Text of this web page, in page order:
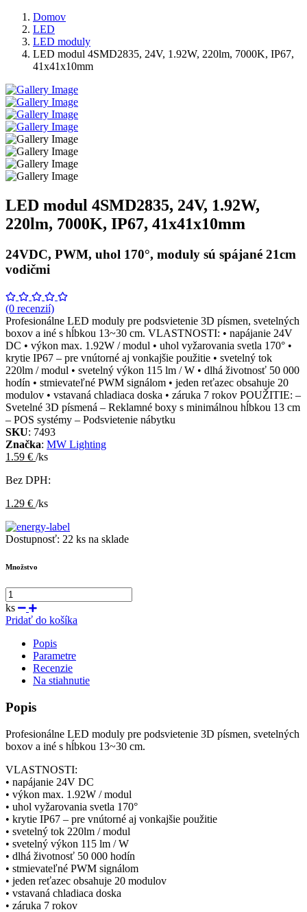
Domov
LED
LED moduly
LED modul 4SMD2835, 24V, 1.92W, 220lm, 7000K, IP67,
41x41x10mm
LED modul 4SMD2835, 24V, 1.92W,
220lm, 7000K, IP67, 41x41x10mm
24VDC, PWM, uhol 170°, moduly sú spájané 21cm
vodičmi
(0 recenzií)
Profesionálne LED moduly pre podsvietenie 3D písmen, svetelných
boxov a iné s hĺbkou 13~30 cm. VLASTNOSTI: • napájanie 24V
DC • výkon max. 1.92W / modul • uhol vyžarovania svetla 170° •
krytie IP67 – pre vnútorné aj vonkajšie použitie • svetelný tok
220lm / modul • svetelný výkon 115 lm / W • dlhá životnosť 50 000
hodín • stmievateľné PWM signálom • jeden reťazec obsahuje 20
modulov • vstavaná chladiaca doska • záruka 7 rokov POUŽITIE: –
Svetelné 3D písmená – Reklamné boxy s minimálnou hĺbkou 13 cm
– POS systémy – Podsvietenie nábytku
SKU: 7493
Značka: MW Lighting
1.59 € /ks
Bez DPH:
1.29 € /ks
Dostupnosť: 22 ks na sklade
Množstvo
ks
Pridať do košíka
Popis
Parametre
Recenzie
Na stiahnutie
Popis
Profesionálne LED moduly pre podsvietenie 3D písmen, svetelných
boxov a iné s hĺbkou 13~30 cm.
VLASTNOSTI:
• napájanie 24V DC
• výkon max. 1.92W / modul
• uhol vyžarovania svetla 170°
• krytie IP67 – pre vnútorné aj vonkajšie použitie
• svetelný tok 220lm / modul
• svetelný výkon 115 lm / W
• dlhá životnosť 50 000 hodín
• stmievateľné PWM signálom
• jeden reťazec obsahuje 20 modulov
• vstavaná chladiaca doska
• záruka 7 rokov